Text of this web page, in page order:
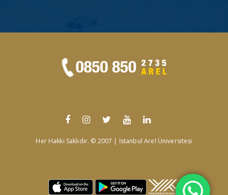
Her Hakkı Saklıdır. © 2007 | İstanbul Arel Üniversitesi